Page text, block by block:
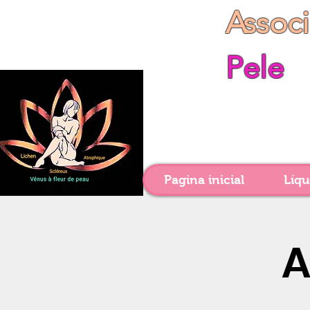
Pele
Pagina inicial